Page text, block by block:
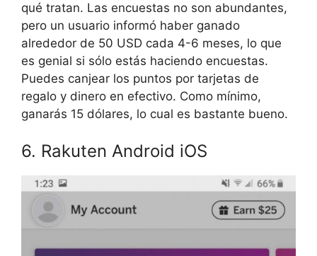
qué tratan. Las encuestas no son abundantes,
pero un usuario informó haber ganado
alrededor de 50 USD cada 4-6 meses, lo que
es genial si sólo estás haciendo encuestas.
Puedes canjear los puntos por tarjetas de
regalo y dinero en efectivo. Como mínimo,
ganarás 15 dólares, lo cual es bastante bueno.
6. Rakuten Android iOS